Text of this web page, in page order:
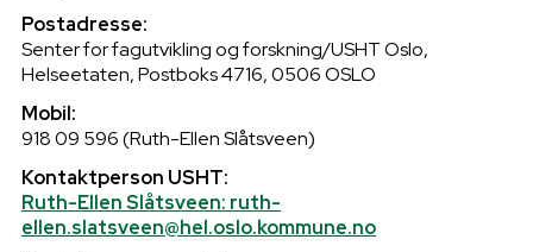
Postadresse:
Senter for fagutvikling og forskning/USHT Oslo,
Helseetaten, Postboks 4716, 0506 OSLO
Mobil:
918 09 596 (Ruth-Ellen Slåtsveen)
Kontaktperson USHT:
Ruth-Ellen Slåtsveen: ruth-
ellen.slatsveen@hel.oslo.kommune.no